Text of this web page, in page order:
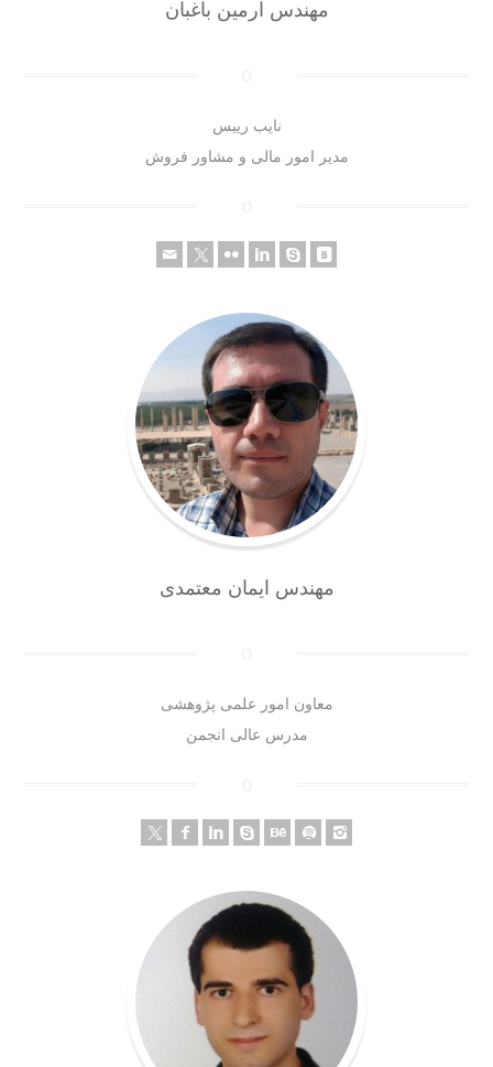
مهندس آرمین باغبان
نایب رییس
مدیر امور مالی و مشاور فروش
مهندس ایمان معتمدی
معاون امور علمی پژوهشی
مدرس عالی انجمن